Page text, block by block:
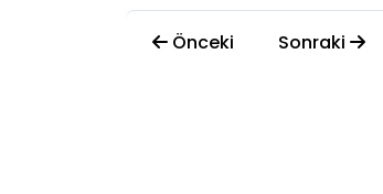
Önceki Sonraki